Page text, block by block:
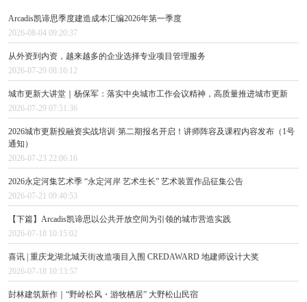
Arcadis凯谛思季度建造成本汇编2026年第一季度
2026-08-04 09:20:37
从外资到内资，越来越多的企业选择专业项目管理服务
2026-07-29 08:16:12
城市更新大讲堂｜杨保军：落实中央城市工作会议精神，高质量推进城市更新
2026-07-29 07:51:36
2026城市更新投融资实战培训·第二期报名开启！讲师阵容及课程内容发布（1号
通知）
2026-07-23 22:06:16
2026永定河集艺术季 “永定河岸 艺术生长” 艺术装置作品征集公告
2026-07-21 09:40:53
【下篇】Arcadis凯谛思以公共开放空间为引领的城市营造实践
2026-07-18 10:15:02
喜讯 | 重庆龙湖北城天街改造项目入围 CREDAWARD 地建师设计大奖
2026-07-18 10:13:57
尌林建筑新作｜“野岭松风・游牧栖居” 大野松山民宿